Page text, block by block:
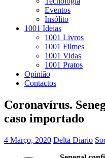
Eventos
Insólito
1001 Ideias
1001 Livros
1001 Filmes
1001 Vidas
1001 Pratos
Opinião
Contactos
Coronavírus.
caso importado
4 Março, 2020 Delta Diario